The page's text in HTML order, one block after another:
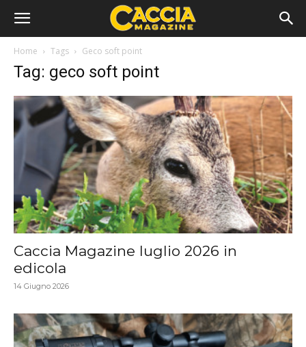
Home Tags Geco soft point
Tag: geco soft point
Caccia Magazine luglio 2026 in
edicola
14 Giugno 2026